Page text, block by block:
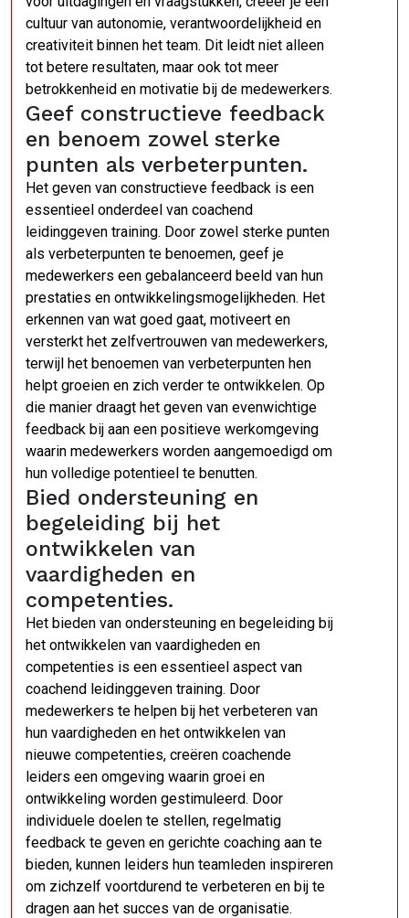
cultuur van autonomie, verantwoordelijkheid en
creativiteit binnen het team. Dit leidt niet alleen
tot betere resultaten, maar ook tot meer
betrokkenheid en motivatie bij de medewerkers.
Geef constructieve feedback
en benoem zowel sterke
punten als verbeterpunten.
Het geven van constructieve feedback is een
essentieel onderdeel van coachend
leidinggeven training. Door zowel sterke punten
als verbeterpunten te benoemen, geef je
medewerkers een gebalanceerd beeld van hun
prestaties en ontwikkelingsmogelijkheden. Het
erkennen van wat goed gaat, motiveert en
versterkt het zelfvertrouwen van medewerkers,
terwijl het benoemen van verbeterpunten hen
helpt groeien en zich verder te ontwikkelen. Op
die manier draagt het geven van evenwichtige
feedback bij aan een positieve werkomgeving
waarin medewerkers worden aangemoedigd om
hun volledige potentieel te benutten.
Bied ondersteuning en
begeleiding bij het
ontwikkelen van
vaardigheden en
competenties.
Het bieden van ondersteuning en begeleiding bij
het ontwikkelen van vaardigheden en
competenties is een essentieel aspect van
coachend leidinggeven training. Door
medewerkers te helpen bij het verbeteren van
hun vaardigheden en het ontwikkelen van
nieuwe competenties, creëren coachende
leiders een omgeving waarin groei en
ontwikkeling worden gestimuleerd. Door
individuele doelen te stellen, regelmatig
feedback te geven en gerichte coaching aan te
bieden, kunnen leiders hun teamleden inspireren
om zichzelf voortdurend te verbeteren en bij te
dragen aan het succes van de organisatie.